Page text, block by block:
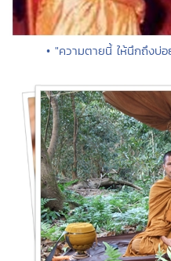
• "ความตายนี้ ให้นึกถึงบ่